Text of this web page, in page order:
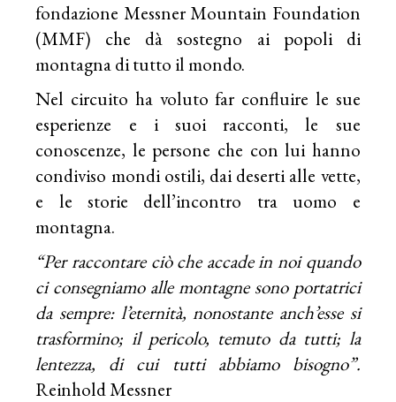
fondazione Messner Mountain Foundation
(MMF) che dà sostegno ai popoli di
montagna di tutto il mondo.
Nel circuito ha voluto far confluire le sue
esperienze e i suoi racconti, le sue
conoscenze, le persone che con lui hanno
condiviso mondi ostili, dai deserti alle vette,
e le storie dell’incontro tra uomo e
montagna.
“Per raccontare ciò che accade in noi quando
ci consegniamo alle montagne sono portatrici
da sempre: l’eternità, nonostante anch’esse si
trasformino; il pericolo, temuto da tutti; la
lentezza, di cui tutti abbiamo bisogno”.
Reinhold Messner